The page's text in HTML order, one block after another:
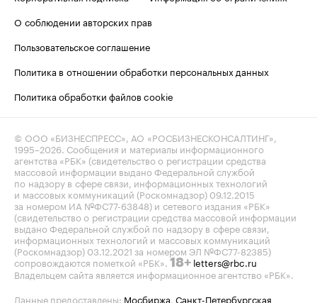
О соблюдении авторских прав
Пользовательское соглашение
Политика в отношении обработки персональных данных
Политика обработки файлов cookie
© ООО «БИЗНЕСПРЕСС», АО «РОСБИЗНЕСКОНСАЛТИНГ»,
1995–2026. Сообщения и материалы информационного
агентства «РБК» (свидетельство о регистрации средства
массовой информации выдано Федеральной службой
по надзору в сфере связи, информационных технологий
и массовых коммуникаций (Роскомнадзор) 09.12.2015
за номером ИА №ФС77-63848) и сетевого издания «РБК»
(свидетельство о регистрации средства массовой информации
выдано Федеральной службой по надзору в сфере связи,
информационных технологий и массовых коммуникаций
(Роскомнадзор) 03.12.2021 за номером ЭЛ №ФС77-82385)
сопровождаются пометкой «РБК». 18+ letters@rbc.ru
Владельцем сайта является информационное агентство «РБК».
Данные предоставлены: Мосбиржа, Санкт-Петербургская